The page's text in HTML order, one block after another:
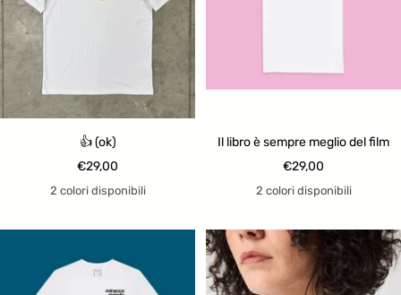
👍 (ok)
Prezzo
di
€29,00
2 colori disponibili
Il libro è sempre meglio del film
Prezzo
di
€29,00
2 colori disponibili